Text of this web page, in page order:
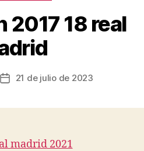
2017 18 real
Fecha21 de julio de 2023